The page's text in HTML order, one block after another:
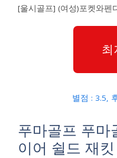
[울시골프] (여성)포켓와펜
최
별점 : 3.5,
푸마골프 푸마
이어 쉴드 재킷